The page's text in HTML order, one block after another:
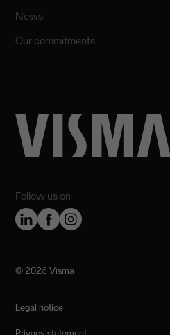
Follow us on
News
Our commitments
©️ 2026 Visma
Legal notice